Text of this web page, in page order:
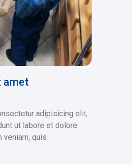
amet
adipisicing elit,
ut labore et dolore
veniam, quis